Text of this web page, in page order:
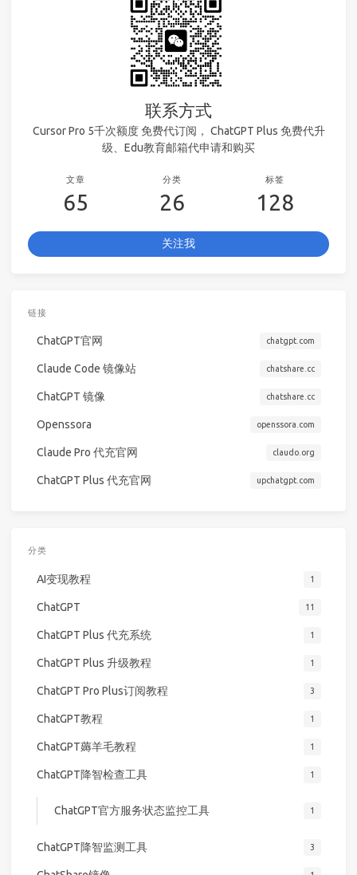
联系方式
Cursor Pro 5千次额度 免费代订阅， ChatGPT Plus 免费代升
级、Edu教育邮箱代申请和购买
文章
65
分类
26
标签
128
关注我
链接
ChatGPT官网 chatgpt.com
Claude Code 镜像站 chatshare.cc
ChatGPT 镜像 chatshare.cc
Openssora openssora.com
Claude Pro 代充官网 claudo.org
ChatGPT Plus 代充官网 upchatgpt.com
分类
AI变现教程 1
ChatGPT 11
ChatGPT Plus 代充系统 1
ChatGPT Plus 升级教程 1
ChatGPT Pro Plus订阅教程 3
ChatGPT教程 1
ChatGPT薅羊毛教程 1
ChatGPT降智检查工具 1
ChatGPT官方服务状态监控工具 1
ChatGPT降智监测工具 3